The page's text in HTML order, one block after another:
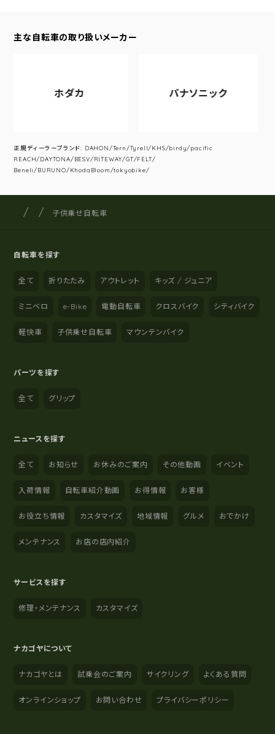
主な自転車の取り扱いメーカー
ホダカ パナソニック
正規ディーラーブランド: DAHON/Tern/Tyrell/KHS/birdy/pacific
REACH/DAYTONA/BESV/RITEWAY/GT/FELT/
Beneli/BURUNO/KhodaBloom/tokyobike/
サイト内の現在地
サイクルショップナカゴヤ
子供乗せ自転車
自転車を探す
全て 折りたたみ アウトレット キッズ / ジュニア
ミニベロ e-Bike 電動自転車 クロスバイク シティバイク
軽快車 子供乗せ自転車 マウンテンバイク
パーツを探す
全て グリップ
ニュースを探す
全て お知らせ お休みのご案内 その他動画 イベント
入荷情報 自転車紹介動画 お得情報 お客様
お役立ち情報 カスタマイズ 地域情報 グルメ おでかけ
メンテナンス お店の店内紹介
サービスを探す
修理・メンテナンス カスタマイズ
ナカゴヤについて
ナカゴヤとは 試乗会のご案内 サイクリング よくある質問
オンラインショップ お問い合わせ プライバシーポリシー